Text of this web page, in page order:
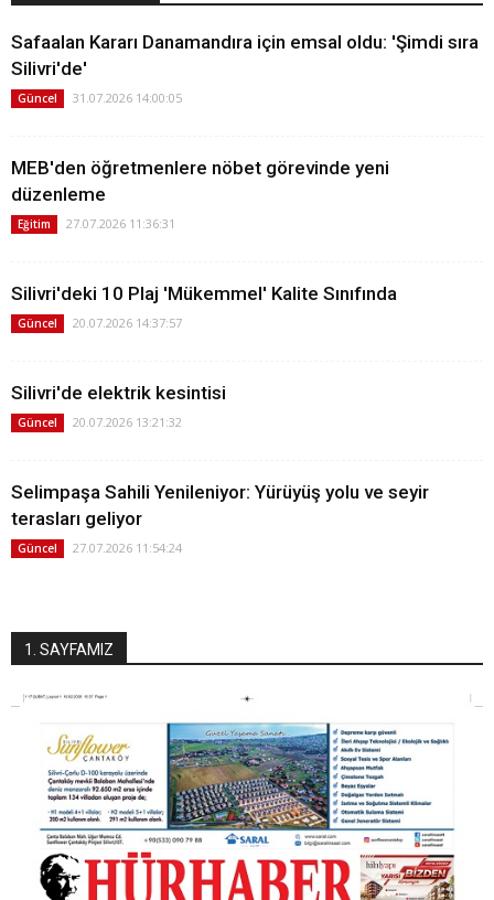
Safaalan Kararı Danamandıra için emsal oldu: 'Şimdi sıra
Silivri'de'
Güncel 31.07.2026 14:00:05
MEB'den öğretmenlere nöbet görevinde yeni
düzenleme
Eğitim 27.07.2026 11:36:31
Silivri'deki 10 Plaj 'Mükemmel' Kalite Sınıfında
Güncel 20.07.2026 14:37:57
Silivri'de elektrik kesintisi
Güncel 20.07.2026 13:21:32
Selimpaşa Sahili Yenileniyor: Yürüyüş yolu ve seyir
terasları geliyor
Güncel 27.07.2026 11:54:24
1. SAYFAMIZ